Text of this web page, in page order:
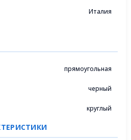
Италия
прямоугольная
черный
круглый